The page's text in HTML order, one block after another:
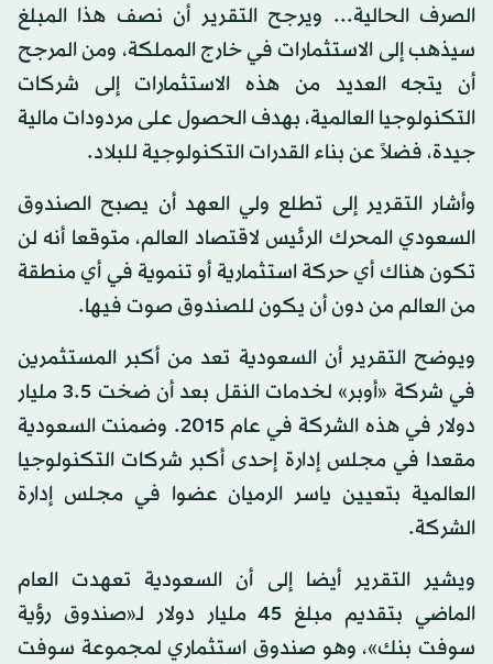
الصرف الحالية... ويرجح التقرير أن نصف هذا المبلغ
سيذهب إلى الاستثمارات في خارج المملكة، ومن المرجح
أن يتجه العديد من هذه الاستثمارات إلى شركات
التكنولوجيا العالمية، بهدف الحصول على مردودات مالية
جيدة، فضلاً عن بناء القدرات التكنولوجية للبلاد.
وأشار التقرير إلى تطلع ولي العهد أن يصبح الصندوق
السعودي المحرك الرئيس لاقتصاد العالم، متوقعا أنه لن
تكون هناك أي حركة استثمارية أو تنموية في أي منطقة
من العالم من دون أن يكون للصندوق صوت فيها.
ويوضح التقرير أن السعودية تعد من أكبر المستثمرين
في شركة «أوبر» لخدمات النقل بعد أن ضخت 3.5 مليار
دولار في هذه الشركة في عام 2015. وضمنت السعودية
مقعدا في مجلس إدارة إحدى أكبر شركات التكنولوجيا
العالمية بتعيين ياسر الرميان عضوا في مجلس إدارة
الشركة.
ويشير التقرير أيضا إلى أن السعودية تعهدت العام
الماضي بتقديم مبلغ 45 مليار دولار لـ«صندوق رؤية
سوفت بنك»، وهو صندوق استثماري لمجموعة سوفت